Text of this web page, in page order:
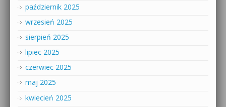
październik 2025
wrzesień 2025
sierpień 2025
lipiec 2025
czerwiec 2025
maj 2025
kwiecień 2025